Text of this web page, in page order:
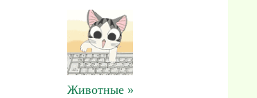
Животные »